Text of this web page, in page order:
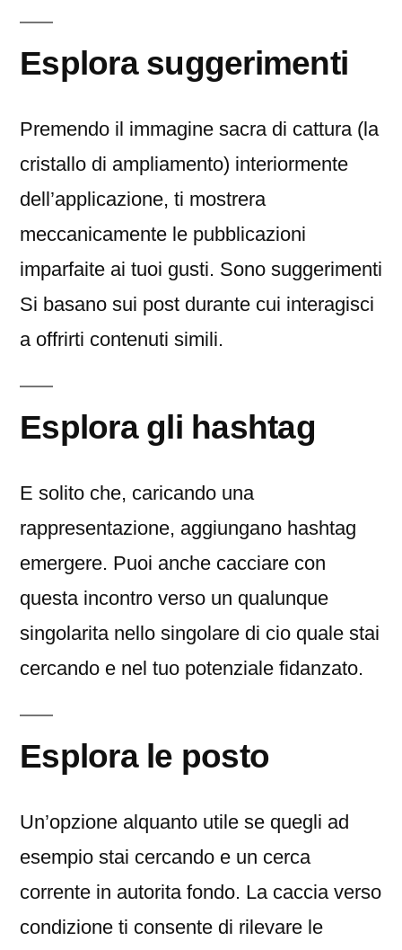
Esplora suggerimenti
Premendo il immagine sacra di cattura (la
cristallo di ampliamento) interiormente
dell’applicazione, ti mostrera
meccanicamente le pubblicazioni
imparfaite ai tuoi gusti. Sono suggerimenti
Si basano sui post durante cui interagisci
a offrirti contenuti simili.
Esplora gli hashtag
E solito che, caricando una
rappresentazione, aggiungano hashtag
emergere. Puoi anche cacciare con
questa incontro verso un qualunque
singolarita nello singolare di cio quale stai
cercando e nel tuo potenziale fidanzato.
Esplora le posto
Un’opzione alquanto utile se quegli ad
esempio stai cercando e un cerca
corrente in autorita fondo. La caccia verso
condizione ti consente di rilevare le